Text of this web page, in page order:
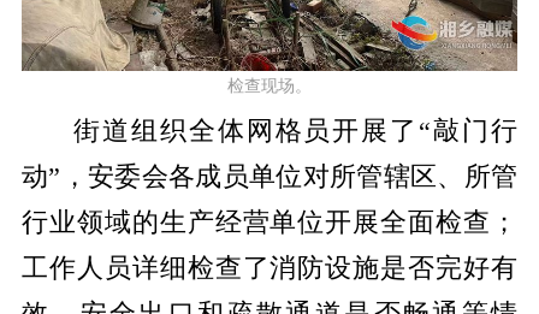
检查现场。
街道组织全体网格员开展了“敲门行
动”，安委会各成员单位对所管辖区、所管
行业领域的生产经营单位开展全面检查；
工作人员详细检查了消防设施是否完好有